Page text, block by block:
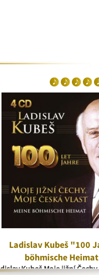
Ladislav Kubeš "100
böhmische Heimat
Kubeš Moje jižní